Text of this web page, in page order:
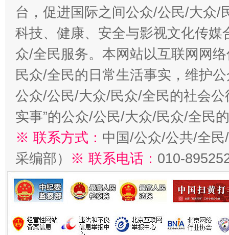
台，促进国际之间公众/公民/大众/
科技、健康、安全与影视文化传
众/全民服务。本网站以互联网网
民众/全民的日常生活事实，维护
公众/公民/大众/民众/全民的社会公
实事”的公众/公民/大众/民众/全民
※ 联系方式： 中国/公众/公共/全
采编部） ※ 联系电话： 010-